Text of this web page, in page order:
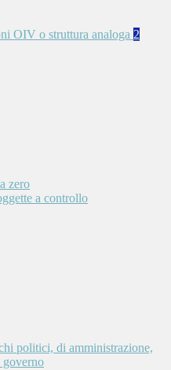
OIV o struttura analoga 2
zero
a controllo
politici, di amministrazione,